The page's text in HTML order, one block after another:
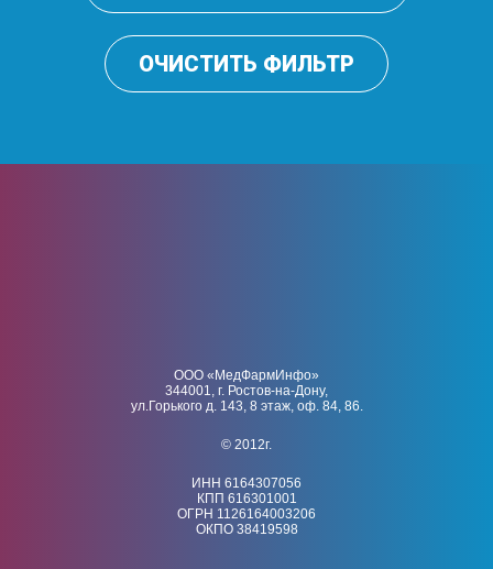
ОЧИСТИТЬ ФИЛЬТР
ООО «МедФармИнфо»
344001, г. Ростов-на-Дону,
ул.Горького д. 143, 8 этаж, оф. 84, 86.
© 2012г.
ИНН 6164307056
КПП 616301001
ОГРН 1126164003206
ОКПО 38419598